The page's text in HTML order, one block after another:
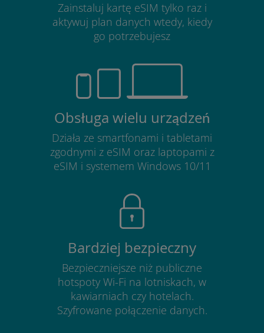
Zainstaluj kartę eSIM tylko raz i
aktywuj plan danych wtedy, kiedy
go potrzebujesz
Obsługa wielu urządzeń
Działa ze smartfonami i tabletami
zgodnymi z eSIM oraz laptopami z
eSIM i systemem Windows 10/11
Bardziej bezpieczny
Bezpieczniejsze niż publiczne
hotspoty Wi-Fi na lotniskach, w
kawiarniach czy hotelach.
Szyfrowane połączenie danych.